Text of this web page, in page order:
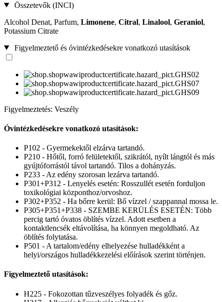
Összetevők (INCI)
Alcohol Denat, Parfum, Limonene, Citral, Linalool, Geraniol,
Potassium Citrate
Figyelmeztető és óvintézkedésekre vonatkozó utasítások
Figyelmeztetés: Veszély
Óvintézkedésekre vonatkozó utasítások:
P102 - Gyermekektől elzárva tartandó.
P210 - Hőtől, forró felületektől, szikrától, nyílt lángtól és más
gyújtóforrástól távol tartandó. Tilos a dohányzás.
P233 - Az edény szorosan lezárva tartandó.
P301+P312 - Lenyelés esetén: Rosszullét esetén forduljon
toxikológiai központhoz/orvoshoz.
P302+P352 - Ha bőrre kerül: Bő vízzel / szappannal mossa le.
P305+P351+P338 - SZEMBE KERÜLÉS ESETÉN: Több
percig tartó óvatos öblítés vízzel. Adott esetben a
kontaktlencsék eltávolítása, ha könnyen megoldható. Az
öblítés folytatása.
P501 - A tartalom/edény elhelyezése hulladékként a
helyi/országos hulladékkezelési előírások szerint történjen.
Figyelmeztető utasítások:
H225 - Fokozottan tűzveszélyes folyadék és gőz.